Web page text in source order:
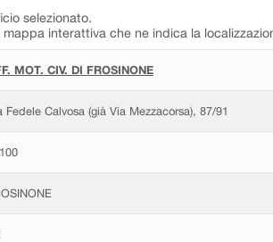
selezionato.
interattiva che ne indica la
MOT. CIV. DI FROSINONE
Fedele Calvosa (già Via Mezzacorsa), 87/91